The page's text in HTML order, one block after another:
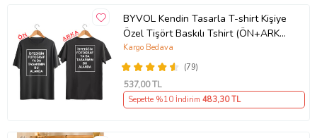
BYVOL Kendin Tasarla T-shirt Kişiye
Özel Tişört Baskılı Tshirt (ÖN+ARKA
BASKI) (Siyah)
(79)
Kargo Bedava
537,00 TL
Sepette %10 İndirim 483,30 TL